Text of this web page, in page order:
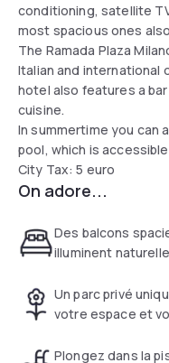
conditioning, satellite
most spacious ones
The Ramada Plaza
Italian and international
hotel also features a
cuisine.
In summertime you can
pool, which is
City Tax: 5 euro
On adore...
Des balcons
illuminent
Un parc privé
votre espace et
Plongez dans la